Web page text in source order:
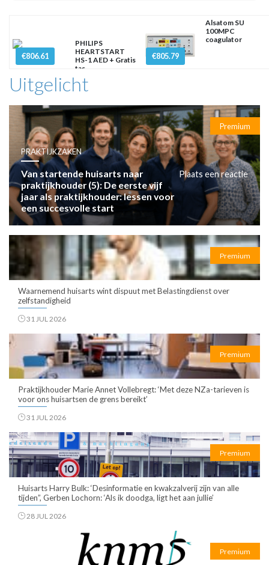
€806.61
PHILIPS
HEARTSTART
HS-1 AED + Gratis
tas
€805.79
Alsatom SU
100MPC
coagulator
Uitgelicht
Premium
PRAKTIJKZAKEN
Van startende huisarts naar
praktijkhouder (5): De eerste vijf
jaar als praktijkhouder: lessen voor
een succesvolle start
Plaats een reactie
Premium
Waarnemend huisarts wint dispuut met Belastingdienst over
zelfstandigheid
31 JUL 2026
Premium
Praktijkhouder Marie Annet Vollebregt: ‘Met deze NZa-tarieven is
voor ons huisartsen de grens bereikt’
31 JUL 2026
Premium
Huisarts Harry Bulk: ‘Desinformatie en kwakzalverij zijn van alle
tijden”, Gerben Lochorn: ‘Als ik doodga, ligt het aan jullie’
28 JUL 2026
Premium